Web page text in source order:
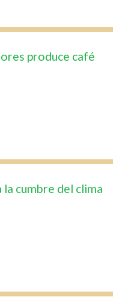
produce café
la cumbre del clima